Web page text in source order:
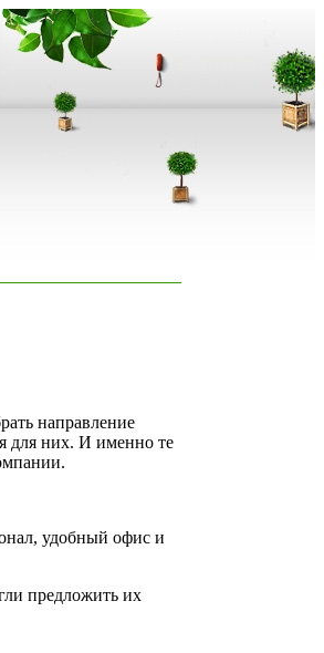
направление
для них. И именно те
удобный офис и
предложить их